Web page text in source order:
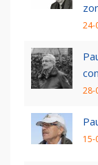
24-
28-
15-